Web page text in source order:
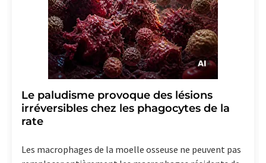
Le paludisme provoque des lésions
irréversibles chez les phagocytes de la
rate
Les macrophages de la moelle osseuse ne peuvent pas